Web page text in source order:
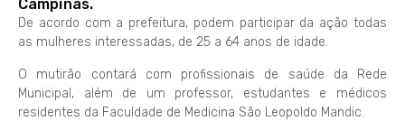
Campinas.
De acordo com a prefeitura, podem participar da ação todas
as mulheres interessadas, de 25 a 64 anos de idade.
O mutirão contará com profissionais de saúde da Rede
Municipal, além de um professor, estudantes e médicos
residentes da Faculdade de Medicina São Leopoldo Mandic.